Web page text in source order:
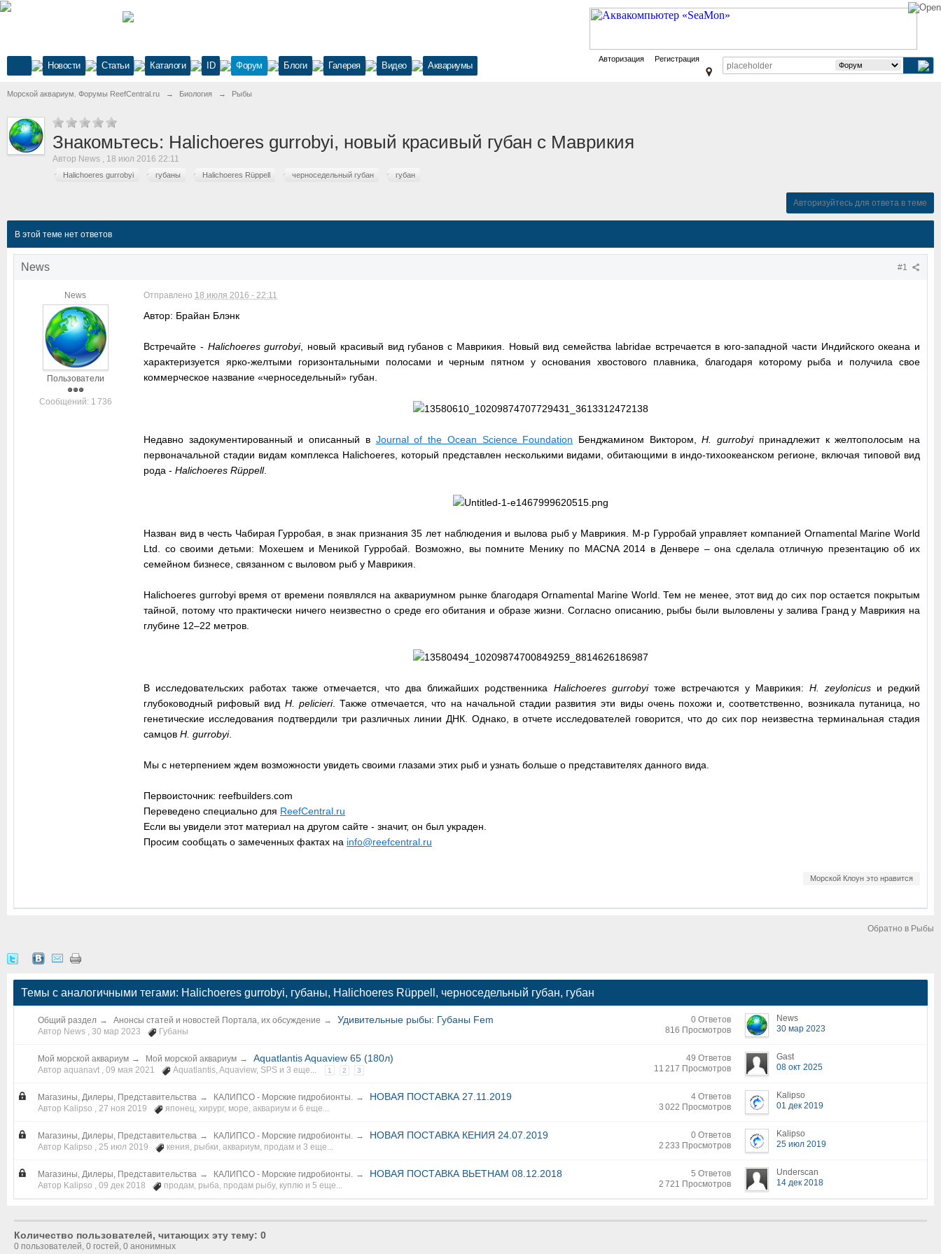
Новости Статьи Каталоги ID Форум Блоги Галерея Видео Аквариумы
Авторизация Регистрация
Морской аквариум. Форумы ReefCentral.ru → Биология → Рыбы
Знакомьтесь: Halichoeres gurrobyi, новый красивый губан с Маврикия
Автор News , 18 июл 2016 22:11
Halichoeres gurrobyi губаны Halichoeres Rüppell черноседельный губан губан
Авторизуйтесь для ответа в теме
В этой теме нет ответов
#1
News
News
Пользователи
Cообщений: 1 736
Отправлено 18 июля 2016 - 22:11
Автор: Брайан Блэнк
Встречайте - Halichoeres gurrobyi, новый красивый вид губанов с Маврикия. Новый вид семейства labridae встречается в юго-западной части Индийского океана и
характеризуется ярко-желтыми горизонтальными полосами и черным пятном у основания хвостового плавника, благодаря которому рыба и получила свое
коммерческое название «черноседельный» губан.
Недавно задокументированный и описанный в Journal of the Ocean Science Foundation Бенджамином Виктором, H. gurrobyi принадлежит к желтополосым на
первоначальной стадии видам комплекса Halichoeres, который представлен несколькими видами, обитающими в индо-тихоокеанском регионе, включая типовой вид
рода - Halichoeres Rüppell.
Назван вид в честь Чабирая Гурробая, в знак признания 35 лет наблюдения и вылова рыб у Маврикия. М-р Гурробай управляет компанией Ornamental Marine World
Ltd. со своими детьми: Мохешем и Меникой Гурробай. Возможно, вы помните Менику по MACNA 2014 в Денвере – она сделала отличную презентацию об их
семейном бизнесе, связанном с выловом рыб у Маврикия.
Halichoeres gurrobyi время от времени появлялся на аквариумном рынке благодаря Ornamental Marine World. Тем не менее, этот вид до сих пор остается покрытым
тайной, потому что практически ничего неизвестно о среде его обитания и образе жизни. Согласно описанию, рыбы были выловлены у залива Гранд у Маврикия на
глубине 12–22 метров.
В исследовательских работах также отмечается, что два ближайших родственника Halichoeres gurrobyi тоже встречаются у Маврикия: H. zeylonicus и редкий
глубоководный рифовый вид H. pelicieri. Также отмечается, что на начальной стадии развития эти виды очень похожи и, соответственно, возникала путаница, но
генетические исследования подтвердили три различных линии ДНК. Однако, в отчете исследователей говорится, что до сих пор неизвестна терминальная стадия
самцов H. gurrobyi.
Мы с нетерпением ждем возможности увидеть своими глазами этих рыб и узнать больше о представителях данного вида.
Первоисточник: reefbuilders.com
Переведено специально для ReefCentral.ru
Если вы увидели этот материал на другом сайте - значит, он был украден.
Просим сообщать о замеченных фактах на info@reefcentral.ru
Морской Клоун это нравится
Обратно в Рыбы
Темы с аналогичными тегами: Halichoeres gurrobyi, губаны, Halichoeres Rüppell, черноседельный губан, губан
Общий раздел → Анонсы статей и новостей Портала, их обсуждение → Удивительные рыбы: Губаны Fem
Автор News , 30 мар 2023 Губаны
0 Ответов
816 Просмотров
News
30 мар 2023
Мой морской аквариум → Мой морской аквариум → Aquatlantis Aquaview 65 (180л)
Автор aquanavt , 09 мая 2021 Aquatlantis, Aquaview, SPS и 3 еще... 1 2 3
49 Ответов
11 217 Просмотров
Gast
08 окт 2025
Магазины, Дилеры, Представительства → КАЛИПСО - Морские гидробионты. → НОВАЯ ПОСТАВКА 27.11.2019
Автор Kalipso , 27 ноя 2019 японец, хирург, море, аквариум и 6 еще...
4 Ответов
3 022 Просмотров
Kalipso
01 дек 2019
Магазины, Дилеры, Представительства → КАЛИПСО - Морские гидробионты. → НОВАЯ ПОСТАВКА КЕНИЯ 24.07.2019
Автор Kalipso , 25 июл 2019 кения, рыбки, аквариум, продам и 3 еще...
0 Ответов
2 233 Просмотров
Kalipso
25 июл 2019
Магазины, Дилеры, Представительства → КАЛИПСО - Морские гидробионты. → НОВАЯ ПОСТАВКА ВЬЕТНАМ 08.12.2018
Автор Kalipso , 09 дек 2018 продам, рыба, продам рыбу, куплю и 5 еще...
5 Ответов
2 721 Просмотров
Underscan
14 дек 2018
Количество пользователей, читающих эту тему: 0
0 пользователей, 0 гостей, 0 анонимных